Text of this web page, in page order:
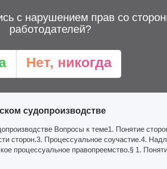
с нарушением прав со
работодателей?
Нет, никогда
судопроизводстве
Вопросы к теме1. Понятие
сторон.3. Процессуальное соучастие.4.
процессуальное правопреемство.§ 1.